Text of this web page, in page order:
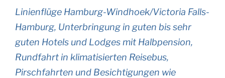
Linienflüge Hamburg-Windhoek/Victoria Falls-
Hamburg, Unterbringung in guten bis sehr
guten Hotels und Lodges mit Halbpension,
Rundfahrt in klimatisierten Reisebus,
Pirschfahrten und Besichtigungen wie